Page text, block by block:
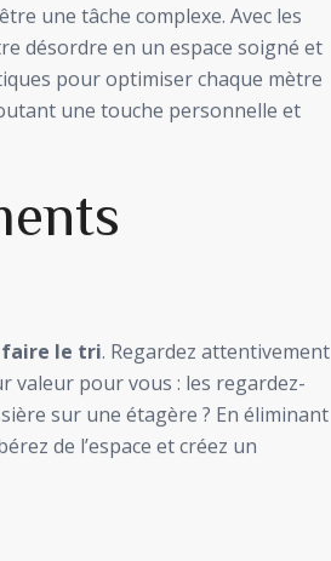
une tâche complexe. Avec les
désordre en un espace soigné et
pour optimiser chaque mètre
une touche personnelle et
faire le tri. Regardez attentivement
valeur pour vous : les regardez-
sur une étagère ? En éliminant
de l’espace et créez un